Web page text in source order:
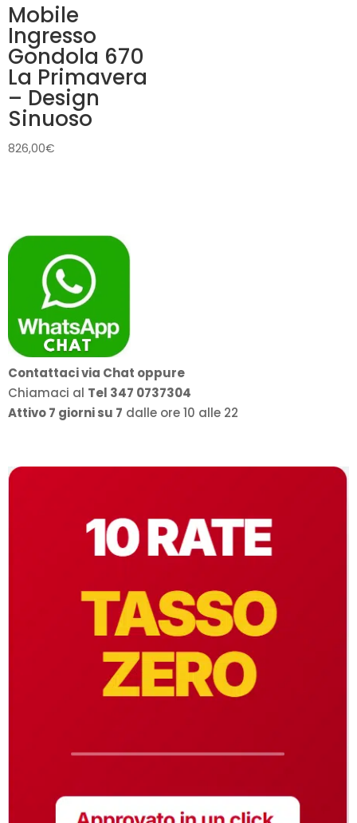
Mobile
Ingresso
Gondola 670
La Primavera
– Design
Sinuoso
826,00€
Contattaci via Chat oppure
Chiamaci al Tel 347 0737304
Attivo 7 giorni su 7 dalle ore 10 alle 22